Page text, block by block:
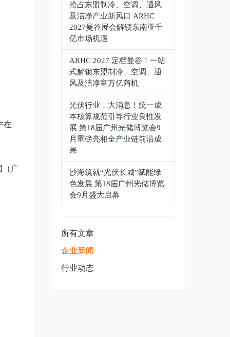
在
（广
抢占东盟制冷、空调、通风
及洁净产业新风口 ARHC
2027曼谷展会解锁东南亚千
亿市场机遇
ARHC 2027 定档曼谷！一站
式解锁东盟制冷、空调、通
风及洁净室万亿商机
光伏行业，大消息！统一成
本核算规范引导行业良性发
展 第18届广州光储博览会9
月重磅亮相全产业链前沿成
果
沙海筑就“光伏长城”赋能绿
色发展 第18届广州光储博览
会9月盛大启幕
所有文章
企业新闻
行业动态